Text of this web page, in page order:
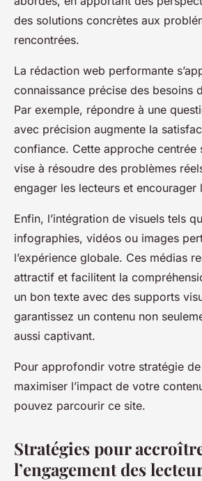
des solutions concrètes aux
rencontrées.
La rédaction web performante
connaissance précise des besoins
Par exemple, répondre à une
avec précision augmente la
confiance. Cette approche centrée
vise à résoudre des problèmes
engager les lecteurs et encourager
Enfin, l’intégration de visuels tels
infographies, vidéos ou images
l’expérience globale. Ces médias
attractif et facilitent la
un bon texte avec des supports
garantissez un contenu non
aussi captivant.
Pour approfondir votre stratégie
maximiser l’impact de votre
pouvez parcourir ce site.
Stratégies pour
l’engagement des